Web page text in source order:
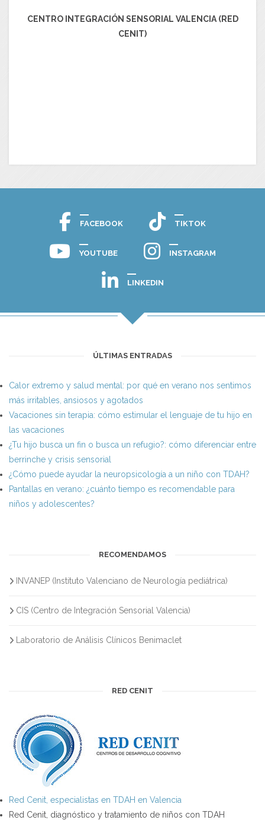
CENTRO INTEGRACIÓN SENSORIAL VALENCIA (RED
CENIT)
FACEBOOK TIKTOK
YOUTUBE INSTAGRAM
LINKEDIN
ÚLTIMAS ENTRADAS
Calor extremo y salud mental: por qué en verano nos sentimos
más irritables, ansiosos y agotados
Vacaciones sin terapia: cómo estimular el lenguaje de tu hijo en
las vacaciones
¿Tu hijo busca un fin o busca un refugio?: cómo diferenciar entre
berrinche y crisis sensorial
¿Cómo puede ayudar la neuropsicología a un niño con TDAH?
Pantallas en verano: ¿cuánto tiempo es recomendable para
niños y adolescentes?
RECOMENDAMOS
INVANEP (Instituto Valenciano de Neurología pediátrica)
CIS (Centro de Integración Sensorial Valencia)
Laboratorio de Análisis Clínicos Benimaclet
RED CENIT
Red Cenit, especialistas en TDAH en Valencia
Red Cenit, diagnóstico y tratamiento de niños con TDAH